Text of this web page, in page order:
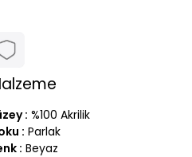
: %100 Akrilik
: Parlak
: Beyaz